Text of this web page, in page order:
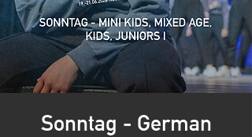
Sonntag - German